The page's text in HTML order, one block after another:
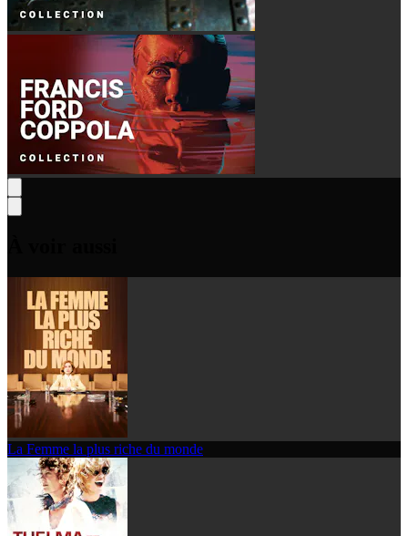
La Femme la plus riche du monde